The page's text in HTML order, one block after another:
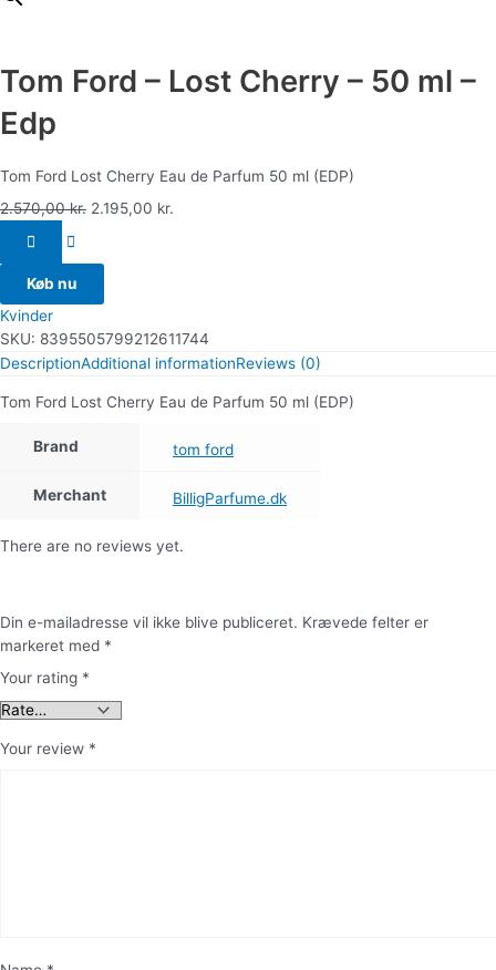
Tom Ford – Lost Cherry – 50 ml –
Edp
Tom Ford Lost Cherry Eau de Parfum 50 ml (EDP)
2.570,00kr. 2.195,00 kr.
Køb nu
Kvinder
SKU: 8395505799212611744
DescriptionAdditional informationReviews (0)
Tom Ford Lost Cherry Eau de Parfum 50 ml (EDP)
Brand tom ford
Merchant BilligParfume.dk
There are no reviews yet.
Din e-mailadresse vil ikke blive publiceret. Krævede felter er
markeret med *
Your rating *
Your review *